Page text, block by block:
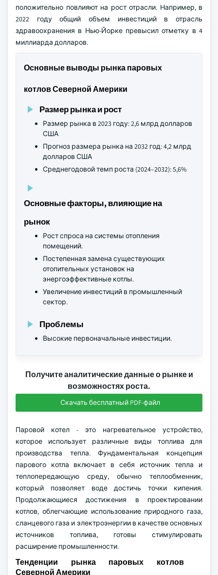
положительно повлияют на рост отрасли. Например, в
2022 году общий объем инвестиций в отрасль
здравоохранения в Нью-Йорке превысил отметку в 4
миллиарда долларов.
Основные выводы рынка паровых
котлов Северной Америки
Размер рынка и рост
Размер рынка в 2023 году: 2,6 млрд долларов
США
Прогноз размера рынка на 2032 год: 4,2 млрд
долларов США
Среднегодовой темп роста (2024–2032): 5,6%
Основные факторы, влияющие на
рынок
Рост спроса на системы отопления
помещений.
Постепенная замена существующих
отопительных установок на
энергоэффективные котлы.
Увеличение инвестиций в промышленный
сектор.
Проблемы
Высокие первоначальные инвестиции.
Получите аналитические данные о рынке и
возможностях роста.
Скачать бесплатный PDF-файл
Паровой котел - это нагревательное устройство,
которое использует различные виды топлива для
производства тепла. Фундаментальная концепция
парового котла включает в себя источник тепла и
теплопередающую среду, обычно теплообменник,
который позволяет воде достичь точки кипения.
Продолжающиеся достижения в проектировании
котлов, облегчающие использование природного газа,
сланцевого газа и электроэнергии в качестве основных
источников топлива, готовы стимулировать
расширение промышленности.
Тенденции рынка паровых котлов
Северной Америки